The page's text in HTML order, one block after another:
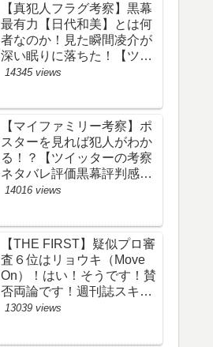
【真犯人フラグ考察】黒幕
最有力【日代和美】とは何
者なのか！見た瞬間凌介が
深い眠りに落ちた！【ツイ
ッターの考察ネタバレ感想
14345 views
【マイファミリー考察】ポ
スターを見れば犯人がわか
る！？【ツイッターの考察
ネタバレ評価黒幕評判感想
批判原作犯人キャスト脚本
14016 views
【THE FIRST】疑似プロ審
査６位はリョウキ（Move
On）！はい！そうです！賛
否両論です！週刊誌スキャ
ンダルの件も尾を引いてま
13039 views